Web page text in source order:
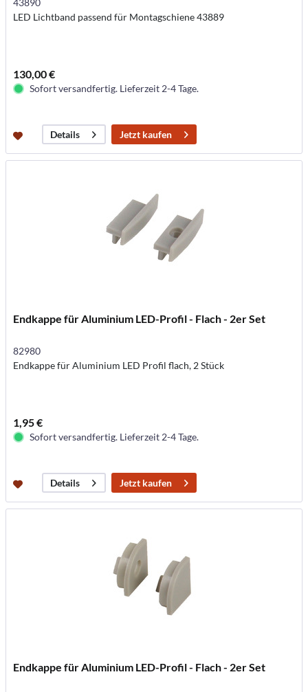
43890
LED Lichtband passend für Montagschiene 43889
130,00 €
Sofort versandfertig. Lieferzeit 2-4 Tage.
Details Jetzt kaufen
Endkappe für Aluminium LED-Profil - Flach - 2er Set
82980
Endkappe für Aluminium LED Profil flach, 2 Stück
1,95 €
Sofort versandfertig. Lieferzeit 2-4 Tage.
Details Jetzt kaufen
Endkappe für Aluminium LED-Profil - Flach - 2er Set